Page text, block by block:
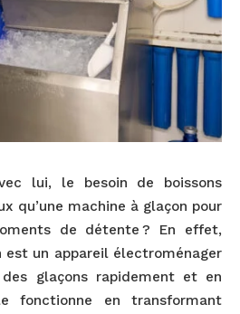
lui, le besoin de boissons
qu’une machine à glaçon pour
de détente ? En effet,
est un appareil électroménager
glaçons rapidement et en
fonctionne en transformant